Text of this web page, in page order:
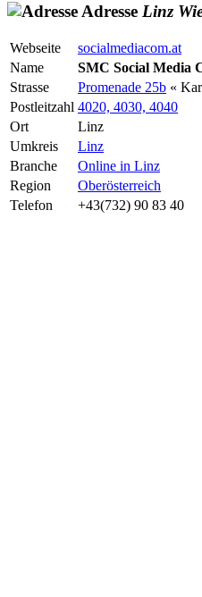
Adresse Linz
Webseite
socialmediacom.at
Name
SMC Social Media
Strasse
Promenade 25b «
Postleitzahl 4020, 4030, 4040
Ort
Linz
Umkreis
Linz
Branche
Online in Linz
Region
Oberösterreich
Telefon
+43(732) 90 83 40